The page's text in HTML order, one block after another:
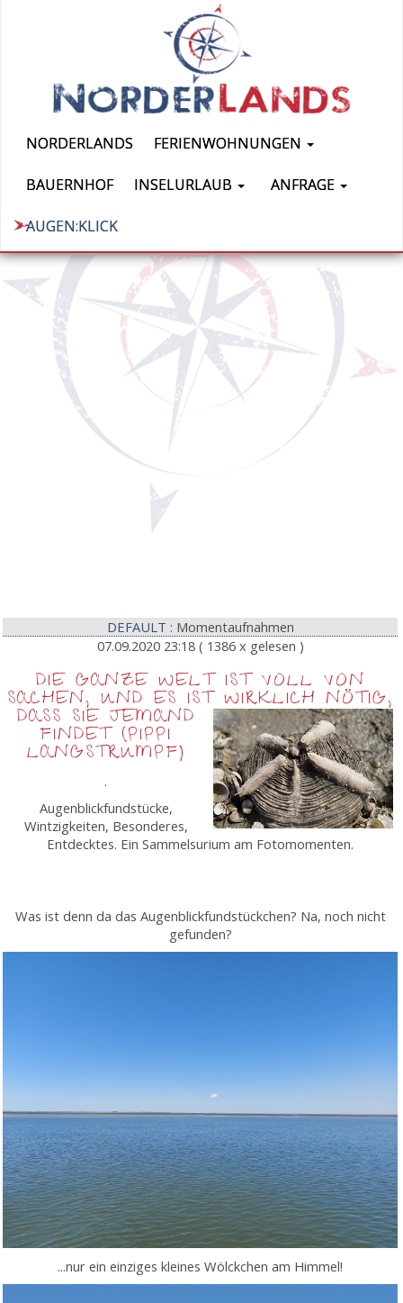
NORDERLANDS FERIENWOHNUNGEN
BAUERNHOF INSELURLAUB ANFRAGE
AUGEN:KLICK
DEFAULT : Momentaufnahmen
07.09.2020 23:18 ( 1386 x gelesen )
DIE GANZE WELT IST VOLL VON
SACHEN, UND ES IST WIRKLICH NÖTIG,
DASS SIE JEMAND
FINDET (PIPPI
LANGSTRUMPF)
.
Augenblickfundstücke,
Wintzigkeiten, Besonderes,
Entdecktes. Ein Sammelsurium am Fotomomenten.
Was ist denn da das Augenblickfundstückchen? Na, noch nicht
gefunden?
...nur ein einziges kleines Wölckchen am Himmel!